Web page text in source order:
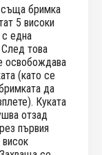
бримка
5 високи
една
това
освобождава
(като се
да
Куката
отзад
първия
висок